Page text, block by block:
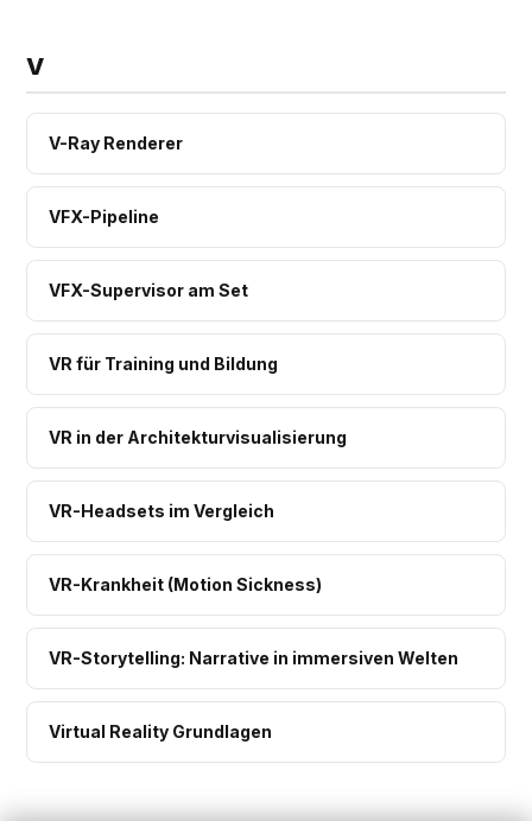
V
V-Ray Renderer
VFX-Pipeline
VFX-Supervisor am Set
VR für Training und Bildung
VR in der Architekturvisualisierung
VR-Headsets im Vergleich
VR-Krankheit (Motion Sickness)
VR-Storytelling: Narrative in immersiven Welten
Virtual Reality Grundlagen